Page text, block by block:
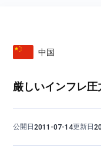
中国
厳しいインフレ
公開日2011-07-14更新日